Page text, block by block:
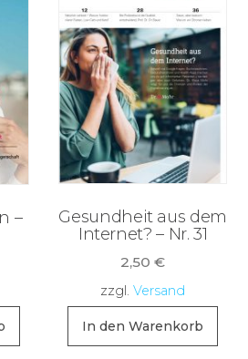
–
Gesundheit aus dem
Internet? – Nr. 31
2,50€
zzgl.Versand
In den Warenkorb